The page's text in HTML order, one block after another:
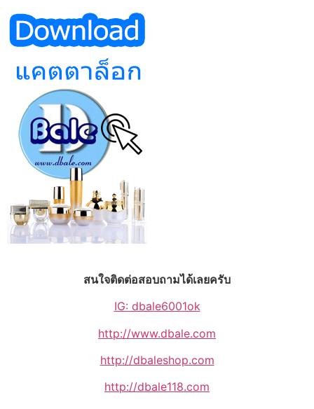
สนใจติดต่อสอบถามได้เลยครับ
IG: dbale6001ok
http://www.dbale.com
http://dbaleshop.com
http://dbale118.com